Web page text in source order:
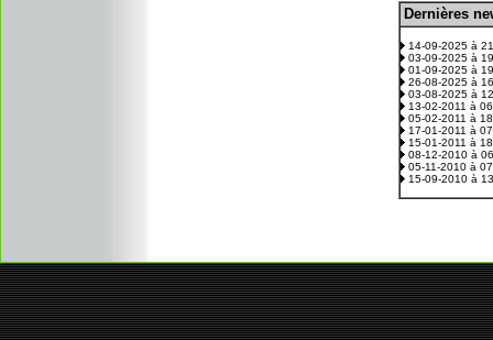
Dernières
14-09-2025 à
03-09-2025 à
01-09-2025 à
26-08-2025 à
03-08-2025 à
13-02-2011 à
05-02-2011 à
17-01-2011 à
15-01-2011 à
08-12-2010 à
05-11-2010 à
15-09-2010 à